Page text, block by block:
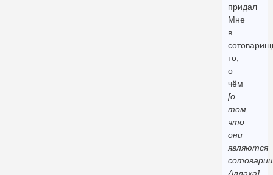
придал
Мне
в
то,
о
чём
[о
том,
что
они
являются